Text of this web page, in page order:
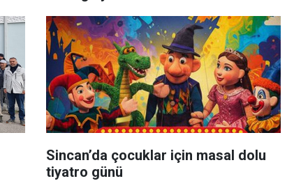
Sincan’da çocuklar için masal dolu
tiyatro günü